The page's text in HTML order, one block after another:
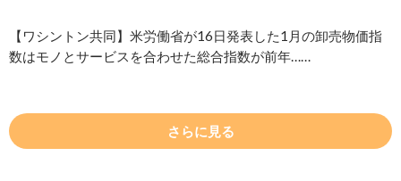
【ワシントン共同】米労働省が16日発表した1月の卸売物価指
数はモノとサービスを合わせた総合指数が前年……
さらに見る